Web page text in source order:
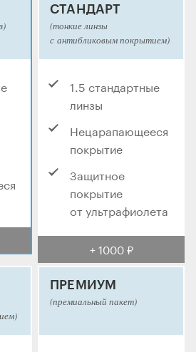
СТАНДАРТ
(тонкие линзы
с антибликовым покрытием)
1.5 стандартные
линзы
Нецарапающееся
покрытие
Защитное
покрытие
от ультрафиолета
+ 1000 ₽
ПРЕМИУМ
(премиальный пакет)